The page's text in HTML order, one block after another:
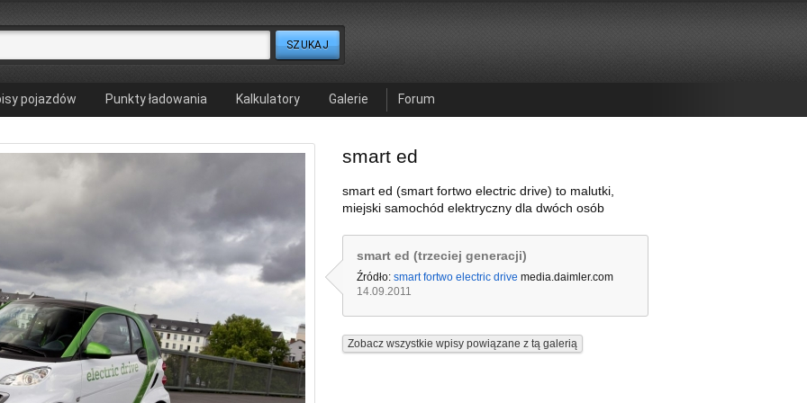
pojazdów Punkty ładowania Kalkulatory Galerie Forum
smart ed
smart ed (smart fortwo electric drive) to malutki,
miejski samochód elektryczny dla dwóch osób
smart ed (trzeciej generacji)
Źródło: smart fortwo electric drive media.daimler.com
14.09.2011
Zobacz wszystkie wpisy powiązane z tą galerią